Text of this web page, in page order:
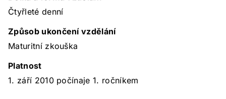
Čtyřleté denní
Způsob ukončení vzdělání
Maturitní zkouška
Platnost
1. září 2010 počínaje 1. ročníkem